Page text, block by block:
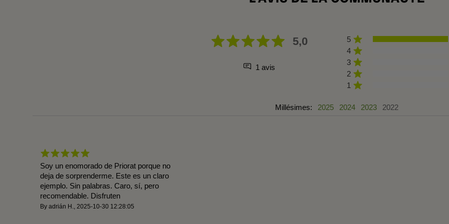
5,0
1 avis
5
4
3
2
1
Millésimes: 2025 2024 2023 2022
Soy un enomorado de Priorat porque no
deja de sorprenderme. Este es un claro
ejemplo. Sin palabras. Caro, sí, pero
recomendable. Disfruten
By adrián H., 2025-10-30 12:28:05